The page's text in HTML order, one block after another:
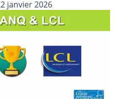
sociaux et fiscaux, avec
soumis à
minimum de 2.111% NET
janvier 2026